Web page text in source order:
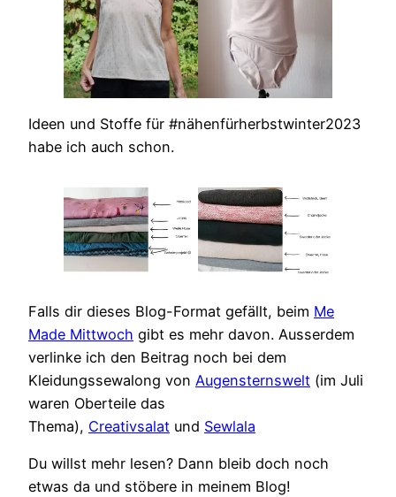
Ideen und Stoffe für #nähenfürherbstwinter2023
habe ich auch schon.
Falls dir dieses Blog-Format gefällt, beim Me
Made Mittwoch gibt es mehr davon. Ausserdem
verlinke ich den Beitrag noch bei dem
Kleidungssewalong von Augensternswelt (im Juli
waren Oberteile das
Thema), Creativsalat und Sewlala
Du willst mehr lesen? Dann bleib doch noch
etwas da und stöbere in meinem Blog!